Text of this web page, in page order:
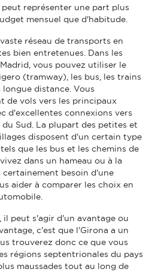
peut représenter une part plus
mensuel que d'habitude.
réseau de transports en
bien entretenues. Dans les
vous pouvez utiliser le
(tramway), les bus, les trains
distance. Vous
de vols vers les principaux
d'excellentes connexions vers
Sud. La plupart des petites et
disposent d'un certain type
que les bus et les chemins de
dans un hameau ou à la
certainement besoin d'une
aider à comparer les choix en
il peut s'agir d'un avantage ou
c'est que l'Girona a un
trouverez donc ce que vous
régions septentrionales du pays
maussades tout au long de